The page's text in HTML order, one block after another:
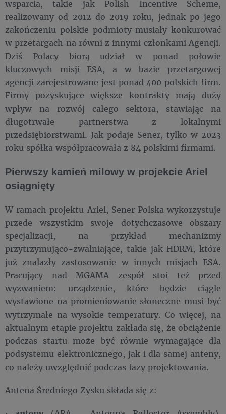
wsparcia, takie jak Polish Incentive Scheme,
realizowany od 2012 do 2019 roku, jednak po jego
zakończeniu polskie podmioty musiały konkurować
w przetargach na równi z innymi członkami Agencji.
Dziś Polacy biorą udział w ponad połowie
kluczowych misji ESA, a w bazie przetargowej
agencji zarejestrowane jest ponad 400 polskich firm.
Firmy pozyskujące większe kontrakty mają duży
wpływ na rozwój całego sektora, stawiając na
długotrwałe partnerstwa z lokalnymi
przedsiębiorstwami. Jak podaje Sener, tylko w 2023
roku spółka współpracowała z 84 polskimi firmami.
Pierwszy kamień milowy w projekcie Ariel
osiągnięty
W ramach projektu Ariel, Sener Polska wykorzystuje
przede wszystkim swoje dotychczasowe obszary
specjalizacji, na przykład mechanizmy
przytrzymująco-zwalniające, takie jak HDRM, które
już znalazły zastosowanie w innych misjach ESA.
Pracujący nad MGAMA zespół stoi też przed
wyzwaniem: urządzenie, które będzie ciągle
wystawione na promieniowanie słoneczne musi być
wytrzymałe na wysokie temperatury. Co więcej, na
aktualnym etapie projektu zakłada się, że obciążenie
podczas startu może być równie wymagające dla
podsystemu elektronicznego, jak i dla samej anteny,
co należy uwzględnić podczas fazy projektowania.
Antena Średniego Zysku składa się z: